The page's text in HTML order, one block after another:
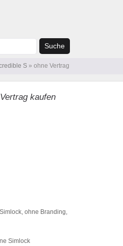
Suche
S » ohne Vertrag
kaufen
ohne Branding,
Simlock